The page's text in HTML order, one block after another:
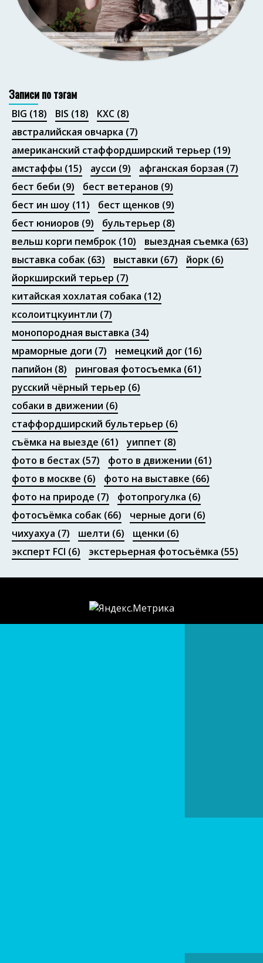
Портфолио
Записи по тэгам
BIG (18) BIS (18) КХС (8)
австралийская овчарка (7)
американский стаффордширский терьер (19)
амстаффы (15) аусси (9) афганская борзая (7)
бест беби (9) бест ветеранов (9)
бест ин шоу (11) бест щенков (9)
бест юниоров (9) бультерьер (8)
вельш корги пемброк (10) выездная съемка (63)
выставка собак (63) выставки (67) йорк (6)
йоркширский терьер (7)
китайская хохлатая собака (12)
ксолоитцкуинтли (7)
монопородная выставка (34)
мраморные доги (7) немецкий дог (16)
папийон (8) ринговая фотосъемка (61)
русский чёрный терьер (6)
собаки в движении (6)
стаффордширский бультерьер (6)
съёмка на выезде (61) уиппет (8)
фото в бестах (57) фото в движении (61)
фото в москве (6) фото на выставке (66)
фото на природе (7) фотопрогулка (6)
фотосъёмка собак (66) черные доги (6)
чихуахуа (7) шелти (6) щенки (6)
эксперт FCI (6) экстерьерная фотосъёмка (55)